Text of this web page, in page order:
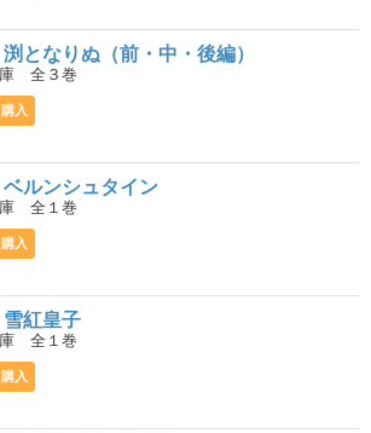
となりぬ（前・中・後編）
全３巻
入
ルンシュタイン
全１巻
入
紅皇子
全１巻
入